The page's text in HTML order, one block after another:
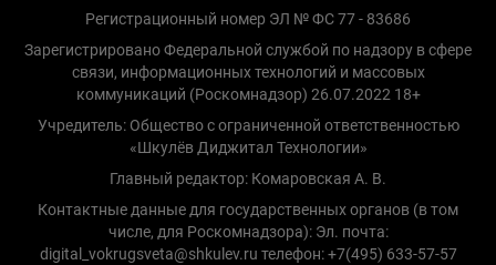
Регистрационный номер ЭЛ № ФС 77 - 83686
Зарегистрировано Федеральной службой по надзору в сфере
связи, информационных технологий и массовых
коммуникаций (Роскомнадзор) 26.07.2022 18+
Учредитель: Общество с ограниченной ответственностью
«Шкулёв Диджитал Технологии»
Главный редактор: Комаровская А. В.
Контактные данные для государственных органов (в том
числе, для Роскомнадзора): Эл. почта:
digital_vokrugsveta@shkulev.ru телефон: +7(495) 633-57-57